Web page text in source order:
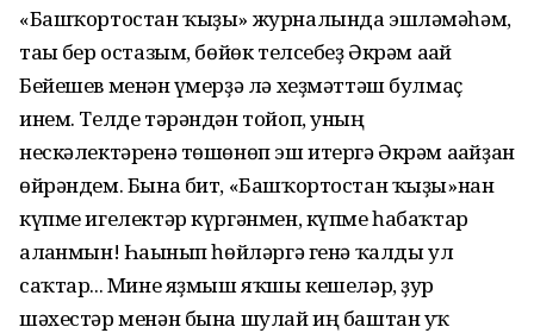
«Башҡортостан ҡыҙы» журналында эшләмәһәм,
тағы бер остазым, бөйөк телсебеҙ Әкрәм ағай
Бейешев менән ғүмерҙә лә хеҙмәттәш булмаҫ
инем. Телде тәрәндән тойоп, уның
нескәлектәренә төшөнөп эш итергә Әкрәм ағайҙан
өйрәндем. Бына бит, «Башҡортостан ҡыҙы»нан
күпме игелектәр күргәнмен, күпме һабаҡтар
алғанмын! Һағынып һөйләргә генә ҡалды ул
саҡтар... Мине яҙмыш яҡшы кешеләр, ҙур
шәхестәр менән бына шулай иң баштан уҡ